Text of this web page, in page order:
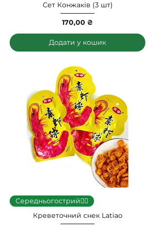
Сет Конжаків (3 шт)
Ціна
170,00 ₴
Додати у кошик
Середньогострий👍🏼
Креветочний снек Latiao